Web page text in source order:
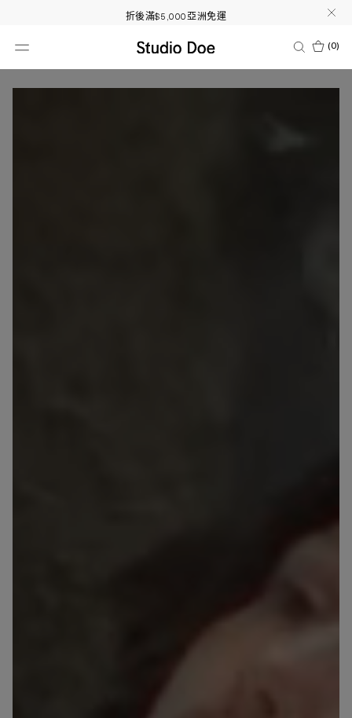
折後滿$5,000亞洲免運
海島渡假必備3件95折
超值點數兌換50%OFF
(0)